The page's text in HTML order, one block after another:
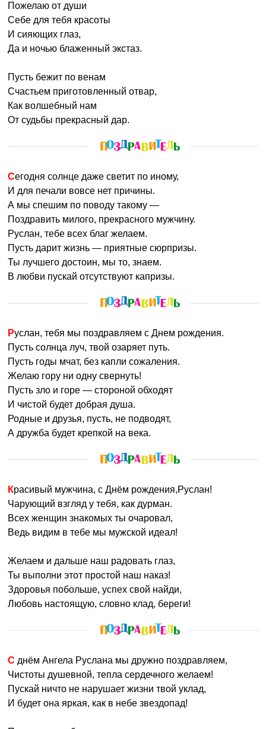
Пожелаю от души
Себе для тебя красоты
И сияющих глаз,
Да и ночью блаженный экстаз.
Пусть бежит по венам
Счастьем приготовленный отвар,
Как волшебный нам
От судьбы прекрасный дар.
Сегодня солнце даже светит по иному,
И для печали вовсе нет причины.
А мы спешим по поводу такому —
Поздравить милого, прекрасного мужчину.
Руслан, тебе всех благ желаем.
Пусть дарит жизнь — приятные сюрпризы.
Ты лучшего достоин, мы то, знаем.
В любви пускай отсутствуют капризы.
Руслан, тебя мы поздравляем с Днем рождения.
Пусть солнца луч, твой озаряет путь.
Пусть годы мчат, без капли сожаления.
Желаю гору ни одну свернуть!
Пусть зло и горе — стороной обходят
И чистой будет добрая душа.
Родные и друзья, пусть, не подводят,
А дружба будет крепкой на века.
Красивый мужчина, с Днём рождения,Руслан!
Чарующий взгляд у тебя, как дурман.
Всех женщин знакомых ты очаровал,
Ведь видим в тебе мы мужской идеал!
Желаем и дальше наш радовать глаз,
Ты выполни этот простой наш наказ!
Здоровья побольше, успех свой найди,
Любовь настоящую, словно клад, береги!
С днём Ангела Руслана мы дружно поздравляем,
Чистоты душевной, тепла сердечного желаем!
Пускай ничто не нарушает жизни твой уклад,
И будет она яркая, как в небе звездопад!